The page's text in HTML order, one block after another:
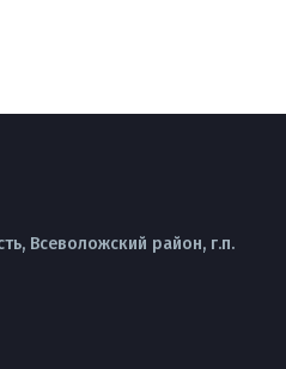
Всеволожский район, г.п.